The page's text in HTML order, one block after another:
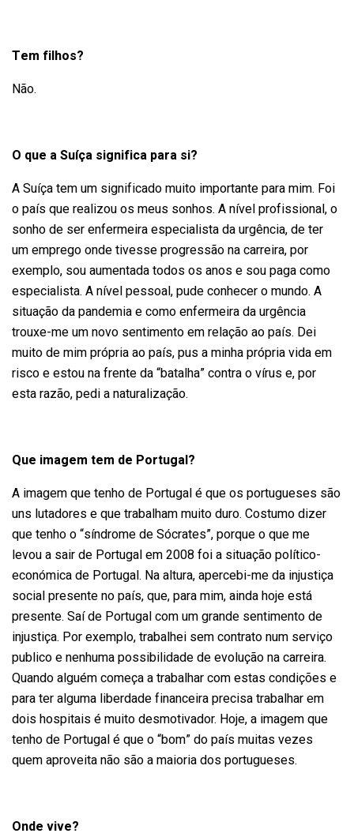
Tem filhos?
Não.
O que a Suíça significa para si?
A Suíça tem um significado muito importante para mim. Foi
o país que realizou os meus sonhos. A nível profissional, o
sonho de ser enfermeira especialista da urgência, de ter
um emprego onde tivesse progressão na carreira, por
exemplo, sou aumentada todos os anos e sou paga como
especialista. A nível pessoal, pude conhecer o mundo. A
situação da pandemia e como enfermeira da urgência
trouxe-me um novo sentimento em relação ao país. Dei
muito de mim própria ao país, pus a minha própria vida em
risco e estou na frente da “batalha” contra o vírus e, por
esta razão, pedi a naturalização.
Que imagem tem de Portugal?
A imagem que tenho de Portugal é que os portugueses são
uns lutadores e que trabalham muito duro. Costumo dizer
que tenho o “síndrome de Sócrates”, porque o que me
levou a sair de Portugal em 2008 foi a situação político-
económica de Portugal. Na altura, apercebi-me da injustiça
social presente no país, que, para mim, ainda hoje está
presente. Saí de Portugal com um grande sentimento de
injustiça. Por exemplo, trabalhei sem contrato num serviço
publico e nenhuma possibilidade de evolução na carreira.
Quando alguém começa a trabalhar com estas condições e
para ter alguma liberdade financeira precisa trabalhar em
dois hospitais é muito desmotivador. Hoje, a imagem que
tenho de Portugal é que o “bom” do país muitas vezes
quem aproveita não são a maioria dos portugueses.
Onde vive?